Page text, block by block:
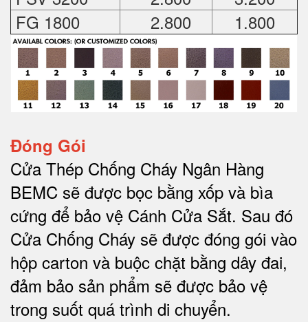
FG 1800
2.800 1.800
Đóng Gói
Cửa Thép Chống Cháy Ngân Hàng
BEMC sẽ được bọc bằng xốp và bìa
cứng để bảo vệ Cánh Cửa Sắt. Sau đó
Cửa Chống Cháy sẽ được đóng gói vào
hộp carton và buộc chặt bằng dây đai,
đảm bảo sản phẩm sẽ được bảo vệ
trong suốt quá trình di chuyển.